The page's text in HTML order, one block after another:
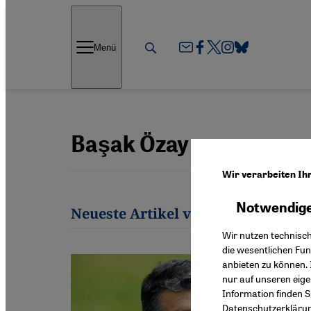
Menü
Başak Özay
Neueste Artikel von Başak Özay
Wir verarbeiten
Wir nutzen
die wesentlichen
anbieten zu
nur auf unseren
Information finden